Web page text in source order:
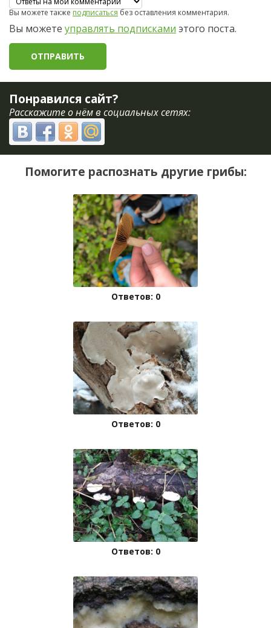
Вы можете такжеподписатьсябез оставления комментария.
Вы можете управлять подписками этого поста.
Понравился сайт?
Расскажите о нём в социальных сетях:
Помогите распознать другие грибы:
Ответов: 0
Ответов: 0
Ответов: 0